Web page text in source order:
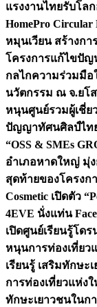
แรงงานไทยรับโล
HomePro
หมุนเวียน สร้างกา
โครงการแก้ไขปัญ
กลไกความร่วมมือ
นวัตกรรม ณ จ.ยโ
หนุนศูนย์รวมผู้เชี่
ปัญญาทัศนศิลป์ไท
“OSS & SMEs
อำเภอหาดใหญ่ มุ่ง
สุดท้ายของโครงก
Cosmetic เปิดตัว
4EVE นั่งแท่น
เปิดศูนย์เรียนรู้โด
หนุนการท่องเที่ย
เรียนรู้ เสริมทักษะ
การท่องเที่ยวแห่ง
ทักษะเยาวชนในก